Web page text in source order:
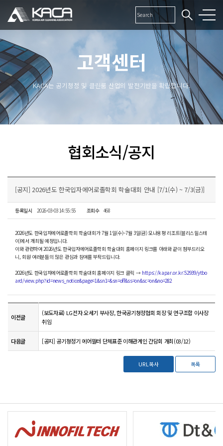
고객센터
KACA는 공기청정 및 클린룸 산업의 발전기반을 확립합니다.
협회소식/공지
[공지] 2026년도 한국입자에어로졸학회 학술대회 안내 [7/1(수) ~ 7/3(금)]
등록일시 2026-03-03 14:55:55 조회수 468
2026년도 한국입자에어로졸학회 학술대회가 7월 1일(수)~7월 3일(금) 모나용평 리조트(블리스힐스테
이)에서 개최될 예정입니다.
이와 관련하여 2026년도 한국입자에어로졸학회 학술대회 홈페이지 링크를 아래와 같이 첨부드리오
니, 회원 여러분들의 많은 관심과 참여를 부탁드립니다.
2026년도 한국입자에어로졸학회 학술대회 홈페이지 링크 클릭 → https://kapar.or.kr:52939/ytbo
ard/view.php?id=news_notice&page=1&sn1=&sn=off&ss=on&sc=on&no=282
이전글
(보도자료) LG전자 오세기 부사장, 한국공기청정협회 회장 및 연구조합 이사장
취임
다음글 [공지] 공기청정기 에어필터 단체표준 이해관계인 간담회 개최(03/12)
URL복사 목록